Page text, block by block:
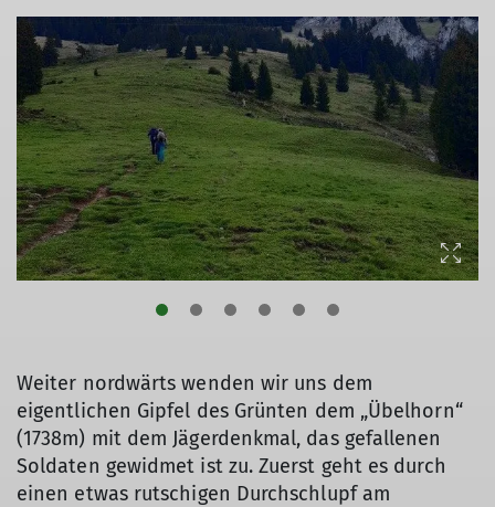
Weiter nordwärts wenden wir uns dem
eigentlichen Gipfel des Grünten dem „Übelhorn“
(1738m) mit dem Jägerdenkmal, das gefallenen
Soldaten gewidmet ist zu. Zuerst geht es durch
einen etwas rutschigen Durchschlupf am